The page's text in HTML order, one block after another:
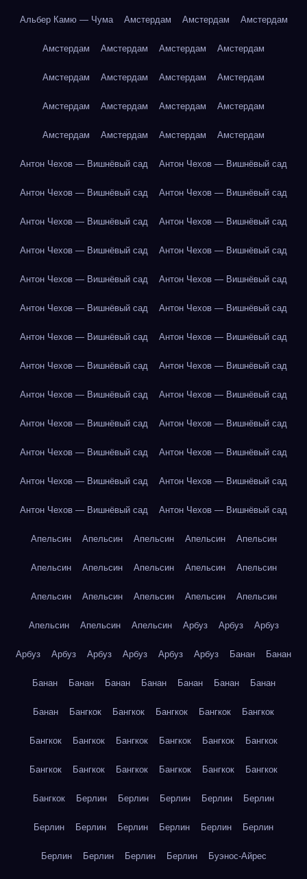
Альбер Камю — Чума Амстердам Амстердам Амстердам
Амстердам Амстердам Амстердам Амстердам
Амстердам Амстердам Амстердам Амстердам
Амстердам Амстердам Амстердам Амстердам
Амстердам Амстердам Амстердам Амстердам
Антон Чехов — Вишнёвый сад Антон Чехов — Вишнёвый сад
Антон Чехов — Вишнёвый сад Антон Чехов — Вишнёвый сад
Антон Чехов — Вишнёвый сад Антон Чехов — Вишнёвый сад
Антон Чехов — Вишнёвый сад Антон Чехов — Вишнёвый сад
Антон Чехов — Вишнёвый сад Антон Чехов — Вишнёвый сад
Антон Чехов — Вишнёвый сад Антон Чехов — Вишнёвый сад
Антон Чехов — Вишнёвый сад Антон Чехов — Вишнёвый сад
Антон Чехов — Вишнёвый сад Антон Чехов — Вишнёвый сад
Антон Чехов — Вишнёвый сад Антон Чехов — Вишнёвый сад
Антон Чехов — Вишнёвый сад Антон Чехов — Вишнёвый сад
Антон Чехов — Вишнёвый сад Антон Чехов — Вишнёвый сад
Антон Чехов — Вишнёвый сад Антон Чехов — Вишнёвый сад
Антон Чехов — Вишнёвый сад Антон Чехов — Вишнёвый сад
Апельсин Апельсин Апельсин Апельсин Апельсин
Апельсин Апельсин Апельсин Апельсин Апельсин
Апельсин Апельсин Апельсин Апельсин Апельсин
Апельсин Апельсин Апельсин Арбуз Арбуз Арбуз
Арбуз Арбуз Арбуз Арбуз Арбуз Арбуз Банан Банан
Банан Банан Банан Банан Банан Банан Банан
Банан Бангкок Бангкок Бангкок Бангкок Бангкок
Бангкок Бангкок Бангкок Бангкок Бангкок Бангкок
Бангкок Бангкок Бангкок Бангкок Бангкок Бангкок
Бангкок Берлин Берлин Берлин Берлин Берлин
Берлин Берлин Берлин Берлин Берлин Берлин
Берлин Берлин Берлин Берлин Буэнос-Айрес